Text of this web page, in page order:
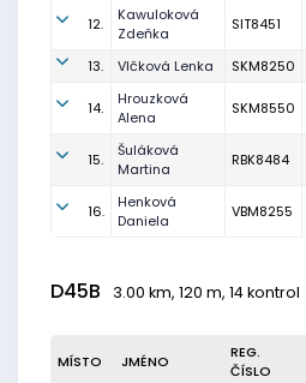
12.
Kawuloková
Zdeňka
SIT8451
13. Vlčková Lenka SKM8250
14.
Hrouzková
Alena
SKM8550
15.
Šuláková
Martina
RBK8484
16.
Henková
Daniela
VBM8255
D45B 3.00 km, 120 m, 14 kontrol
MÍSTO JMÉNO
REG.
ČÍSLO